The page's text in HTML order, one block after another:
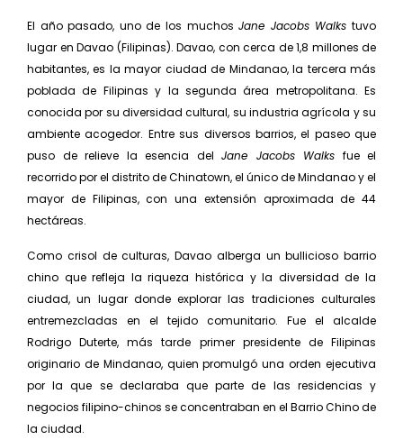
El año pasado, uno de los muchosJane Jacobs Walks tuvo
lugar en Davao (Filipinas). Davao, con cerca de 1,8 millones de
habitantes, es la mayor ciudad de Mindanao, la tercera más
poblada de Filipinas y la segunda área metropolitana. Es
conocida por su diversidad cultural, su industria agrícola y su
ambiente acogedor. Entre sus diversos barrios, el paseo que
puso de relieve la esencia del Jane Jacobs Walks fue el
recorrido por el distrito de Chinatown, el único de Mindanao y el
mayor de Filipinas, con una extensión aproximada de 44
hectáreas.
Como crisol de culturas, Davao alberga un bullicioso barrio
chino que refleja la riqueza histórica y la diversidad de la
ciudad, un lugar donde explorar las tradiciones culturales
entremezcladas en el tejido comunitario. Fue el alcalde
Rodrigo Duterte, más tarde primer presidente de Filipinas
originario de Mindanao, quien promulgó una orden ejecutiva
por la que se declaraba que parte de las residencias y
negocios filipino-chinos se concentraban en el Barrio Chino de
la ciudad.